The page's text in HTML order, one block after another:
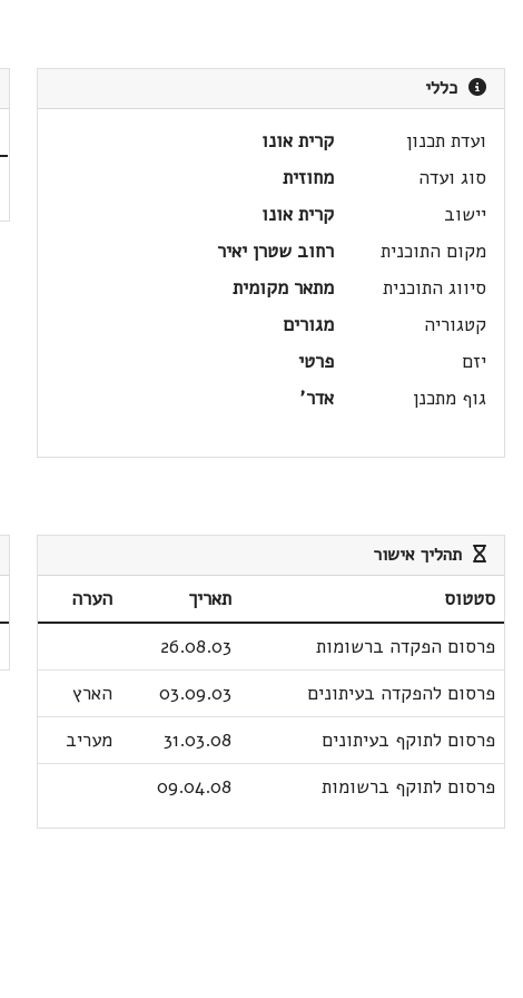
כללי
ועדת תכנון
קרית אונו
סוג ועדה
מחוזית
יישוב
קרית אונו
מקום התוכנית
רחוב שטרן יאיר
סיווג התוכנית
מתאר מקומית
קטגוריה
מגורים
יזם
פרטי
גוף מתכנן
אדר'
תהליך אישור
סטטוס תאריך
הערה
פרסום הפקדה ברשומות
26.08.03
פרסום להפקדה בעיתונים
03.09.03
הארץ
פרסום לתוקף בעיתונים
31.03.08
מעריב
פרסום לתוקף ברשומות
09.04.08